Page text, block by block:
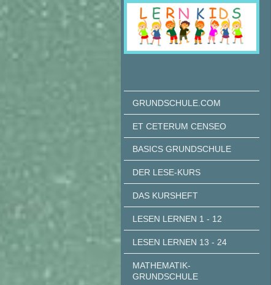
GRUNDSCHULE.COM
ET CETERUM CENSEO
BASICS GRUNDSCHULE
DER LESE-KURS
DAS KURSHEFT
LESEN LERNEN 1 - 12
LESEN LERNEN 13 - 24
MATHEMATIK-
GRUNDSCHULE